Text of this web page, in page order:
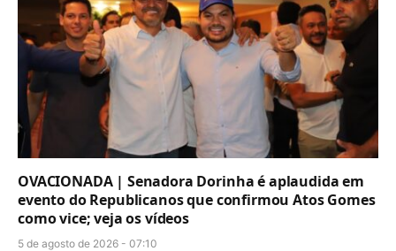
OVACIONADA | Senadora Dorinha é aplaudida em
evento do Republicanos que confirmou Atos Gomes
como vice; veja os vídeos
5 de agosto de 2026 - 07:10